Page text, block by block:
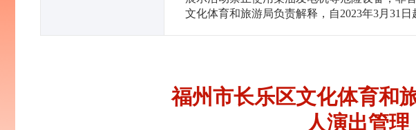
文化体育和旅游局负责解释，自2023年3月31日
福州市长乐区文化体育和
人演出管